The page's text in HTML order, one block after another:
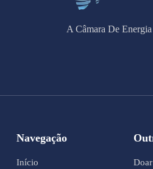
A Câmara De
Navegação
Início Doar